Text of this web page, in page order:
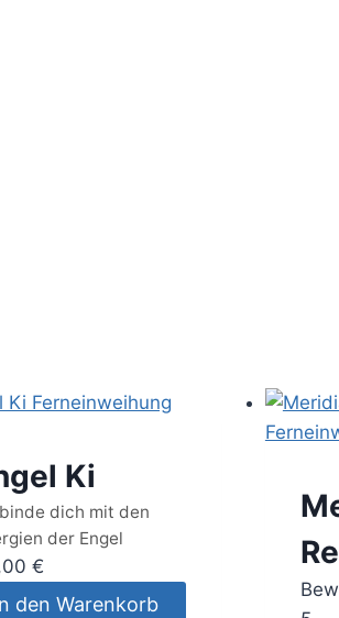
Ki
dich mit den
der Engel
€
den Warenkorb